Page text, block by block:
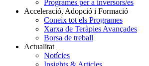
Programes per a inversors/es
Acceleració, Adopció i Formació
Coneix tot els Programes
Xarxa de Teràpies Avançades
Borsa de treball
Actualitat
Notícies
Insights & Articles